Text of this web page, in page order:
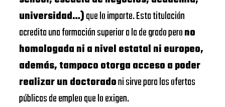
universidad…)que lo imparte. Esta titulación
acredita una formación superior a la de grado perono
homologada ni a nivel estatal ni europeo,
además, tampoco otorga acceso a poder
realizar un doctoradoni sirve para las ofertas
públicas de empleo que lo exigen.